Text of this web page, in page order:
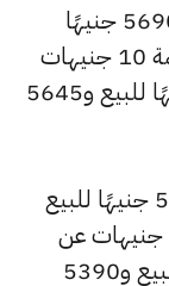
وسجل سعر عيار 22 ارتفاعًا ليصل إلى 5690 جنيهًا
للبيع و5655 جنيهًا للشراء، مرتفعًا بقيمة 10 جنيهات
عن السعر السابق الذي كان 5680 جنيهًا للبيع و5645
وشهد سعر عيار 21 ارتفاعًا ليصبح 5430 جنيهًا للبيع
و5400 جنيهًا للشراء، بزيادة قدرها 10 جنيهات عن
السعر السابق الذي بلغ 5420 جنيهًا للبيع و5390